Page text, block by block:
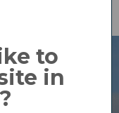
to
in